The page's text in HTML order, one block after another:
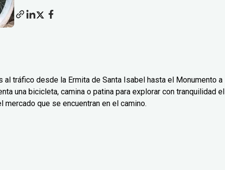
al tráfico desde la Ermita de Santa Isabel hasta el Monumento a
una bicicleta, camina o patina para explorar con tranquilidad el
que se encuentran en el camino.